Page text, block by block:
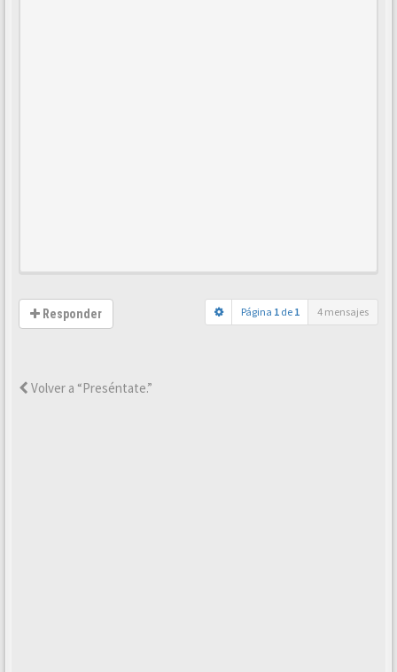
Responder Página 1 de 1 4 mensajes
Volver a “Preséntate.”